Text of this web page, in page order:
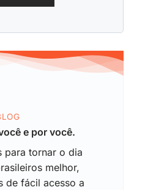
e por você.
para tornar o dia
melhor,
de fácil acesso a